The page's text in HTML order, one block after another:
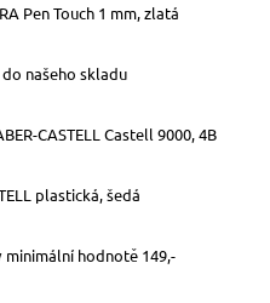
Pen Touch 1 mm, zlatá
našeho skladu
CASTELL Castell 9000, 4B
plastická, šedá
hodnotě 149,-